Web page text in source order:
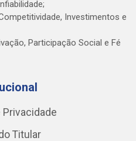
Investimentos e
Participação Social e Fé
Titular